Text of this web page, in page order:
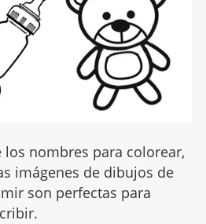
nombres para colorear,
imágenes de dibujos de
son perfectas para